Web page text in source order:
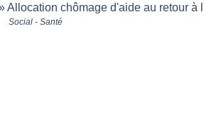
Allocation chômage d'aide au retour
Social - Santé